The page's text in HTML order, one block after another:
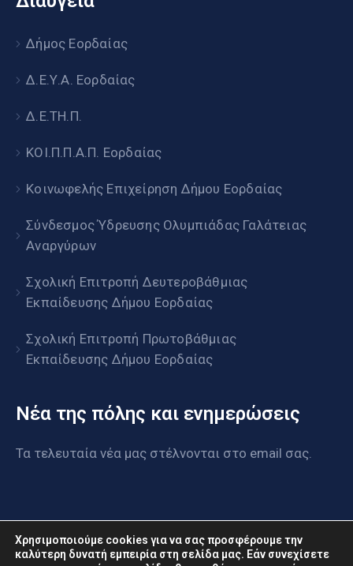
Δήμος Εορδαίας
Δ.Ε.Υ.Α. Εορδαίας
Δ.Ε.ΤΗ.Π.
ΚΟΙ.Π.Π.Α.Π. Εορδαίας
Κοινωφελής Επιχείρηση Δήμου Εορδαίας
Σύνδεσμος Ύδρευσης Ολυμπιάδας Γαλάτειας
Αναργύρων
Σχολική Επιτροπή Δευτεροβάθμιας
Εκπαίδευσης Δήμου Εορδαίας
Σχολική Επιτροπή Πρωτοβάθμιας
Εκπαίδευσης Δήμου Εορδαίας
Νέα της πόλης και ενημερώσεις
Τα τελευταία νέα μας στέλνονται στο email σας.
Χρησιμοποιούμε cookies για να σας προσφέρουμε την
καλύτερη δυνατή εμπειρία στη σελίδα μας. Εάν συνεχίσετε